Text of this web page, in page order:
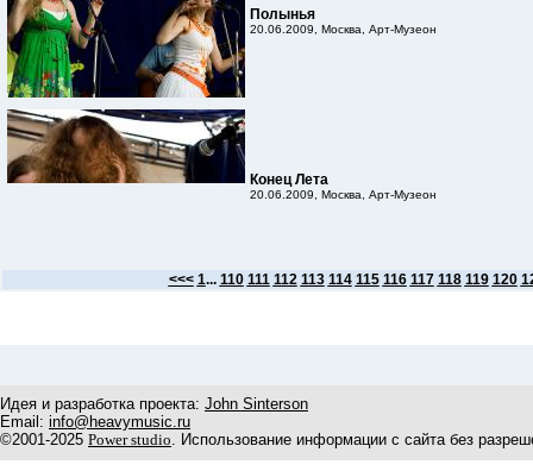
Полынья
20.06.2009, Москва, Арт-Музеон
Конец Лета
20.06.2009, Москва, Арт-Музеон
<<< 1... 110 111 112 113 114 115 116 117 118 119 120
Идея и разработка проекта: John Sinterson
Email: info@heavymusic.ru
©2001-2025 Power studio. Использование информации с сайта без